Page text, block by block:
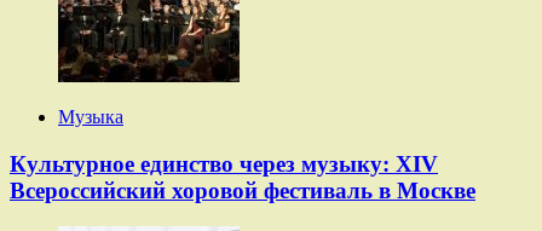
Музыка
Культурное единство через музыку: XIV
Всероссийский хоровой фестиваль в Москве